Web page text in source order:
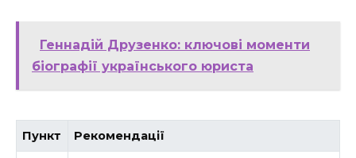
Геннадій Друзенко: ключові моменти
біографії українського юриста
Пункт Рекомендації